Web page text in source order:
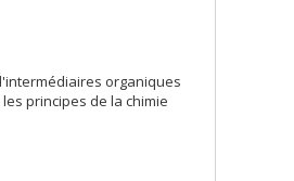
organiques
principes de la chimie